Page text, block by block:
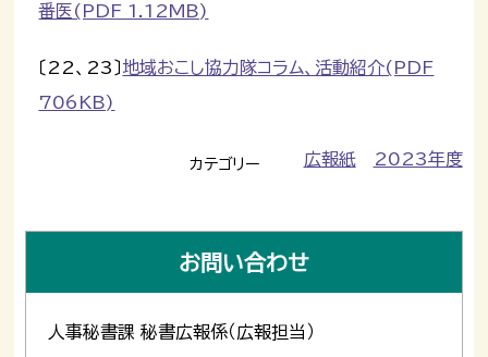
番医(PDF 1.12MB)
〔22、23〕 地域おこし協力隊コラム、活動紹介(PDF
706KB)
カテゴリー 広報紙 2023年度
お問い合わせ
人事秘書課 秘書広報係（広報担当）